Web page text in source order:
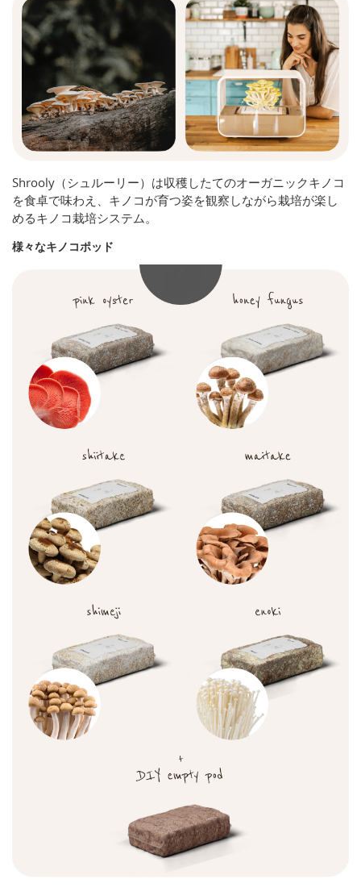
Shrooly（シュルーリー）は収穫したてのオーガニックキノコ
を食卓で味わえ、キノコが育つ姿を観察しながら栽培が楽し
めるキノコ栽培システム。
様々なキノコポッド